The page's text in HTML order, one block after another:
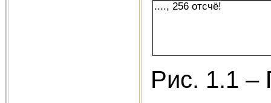
...., 256 отсчё!
Рис. 1.1 –